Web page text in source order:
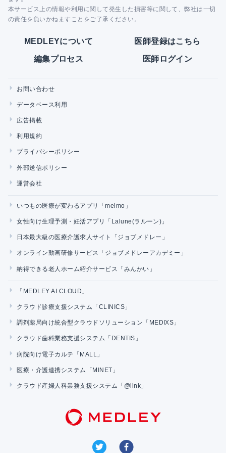
本サービス上の情報や利用に関して発生した損害等に関して、弊社は一切
の責任を負いかねますことをご了承ください。
MEDLEYについて 医師登録はこちら
編集プロセス 医師ログイン
お問い合わせ
データベース利用
広告掲載
利用規約
プライバシーポリシー
外部送信ポリシー
運営会社
いつもの医療が変わるアプリ「melmo」
女性向け生理予測・妊活アプリ「Lalune(ラルーン)」
日本最大級の医療介護求人サイト「ジョブメドレー」
オンライン動画研修サービス「ジョブメドレーアカデミー」
納得できる老人ホーム紹介サービス「みんかい」
「MEDLEY AI CLOUD」
クラウド診療支援システム「CLINICS」
調剤薬局向け統合型クラウドソリューション「MEDIXS」
クラウド歯科業務支援システム「DENTIS」
病院向け電子カルテ「MALL」
医療・介護連携システム「MINET」
クラウド産婦人科業務支援システム「@link」